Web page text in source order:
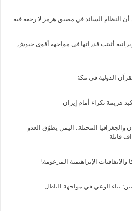
النظام السائد في مضيق هرمز لا رجعة فيه
أثبتت قدراتها في مواجهة أقوى جيوش
هزيمة نكراء أمام إيران
والجغرافيا المحتلة.. اليمن يطوّق العدو
قاتلة
والاتفاقيات الإبراهيمية المزعومة!
بناء الوعي في مواجهة الباطل